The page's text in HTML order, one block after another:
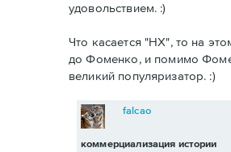
удовольствием. :)
Что касается "НХ", то на
до Фоменко, и помимо
великий популяризатор. :)
коммерциализация истории
falcao